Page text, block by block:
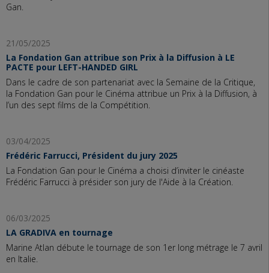
Gan.
21/05/2025
La Fondation Gan attribue son Prix à la Diffusion à LE
PACTE pour LEFT-HANDED GIRL
Dans le cadre de son partenariat avec la Semaine de la Critique,
la Fondation Gan pour le Cinéma attribue un Prix à la Diffusion, à
l’un des sept films de la Compétition.
03/04/2025
Frédéric Farrucci, Président du jury 2025
La Fondation Gan pour le Cinéma a choisi d’inviter le cinéaste
Frédéric Farrucci à présider son jury de l'Aide à la Création.
06/03/2025
LA GRADIVA en tournage
Marine Atlan débute le tournage de son 1er long métrage le 7 avril
en Italie.